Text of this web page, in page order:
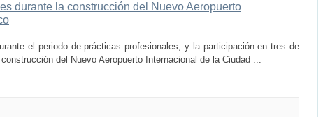
durante la construcción del Nuevo Aeropuerto
el periodo de prácticas profesionales, y la participación en tres de
del Nuevo Aeropuerto Internacional de la Ciudad ...